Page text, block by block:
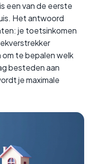
een van de eerste
Het antwoord
je toetsinkomen
te bepalen welk
besteden aan
je maximale